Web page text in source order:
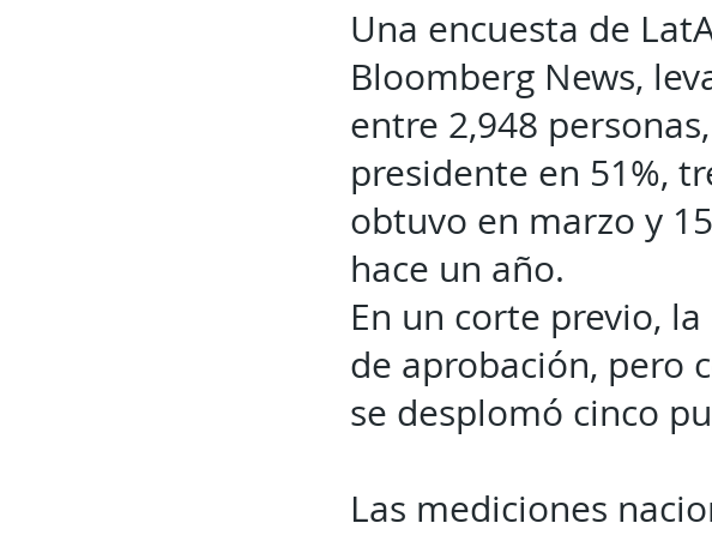
Una encuesta de
Bloomberg News,
entre 2,948
presidente en 51%,
obtuvo en marzo y
hace un año.
En un corte previo,
de aprobación, pero
se desplomó cinco
Las mediciones